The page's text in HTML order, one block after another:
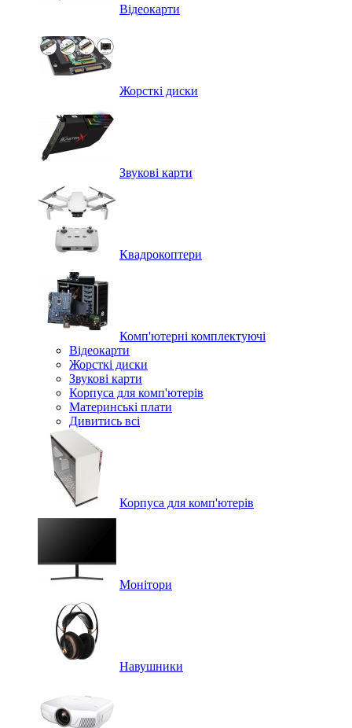
Відеокарти
Жорсткі диски
Звукові карти
Квадрокоптери
Комп'ютерні комплектуючі
Відеокарти
Жорсткі диски
Звукові карти
Корпуса для комп'ютерів
Материнські плати
Дивитись всі
Корпуса для комп'ютерів
Монітори
Навушники